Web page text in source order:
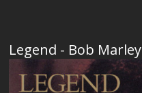
Legend - Bob Marley